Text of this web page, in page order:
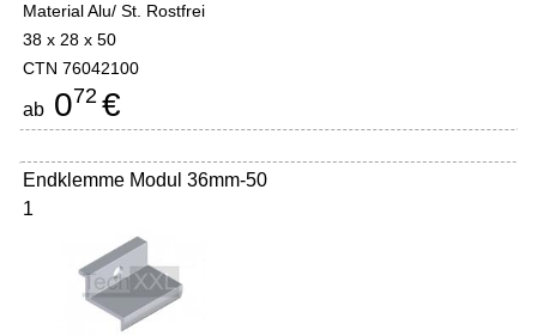
Material Alu/ St. Rostfrei
38 x 28 x 50
CTN 76042100
ab 072 €
Endklemme Modul 36mm-50
1